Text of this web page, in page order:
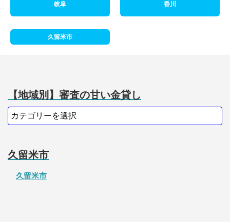
岐阜 香川
久留米市
【地域別】審査の甘い金貸し
久留米市
久留米市